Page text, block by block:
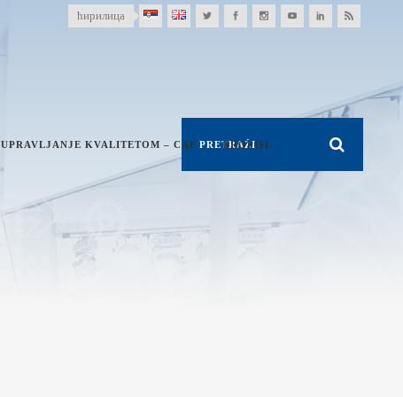
ћирилица
UPRAVLJANJE KVALITETOM – CAF PROPISI